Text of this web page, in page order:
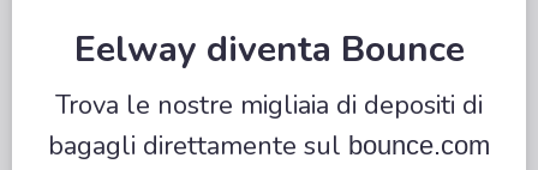
Eelway diventa Bounce
Trova le nostre migliaia di depositi di
bagagli direttamente sul bounce.com